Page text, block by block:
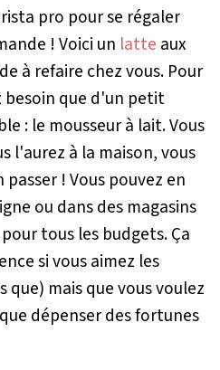
pro pour se régaler
! Voici un latte aux
à refaire chez vous. Pour
besoin que d'un petit
: le mousseur à lait. Vous
l'aurez à la maison, vous
! Vous pouvez en
ou dans des magasins
tous les budgets. Ça
si vous aimez les
que) mais que vous voulez
dépenser des fortunes